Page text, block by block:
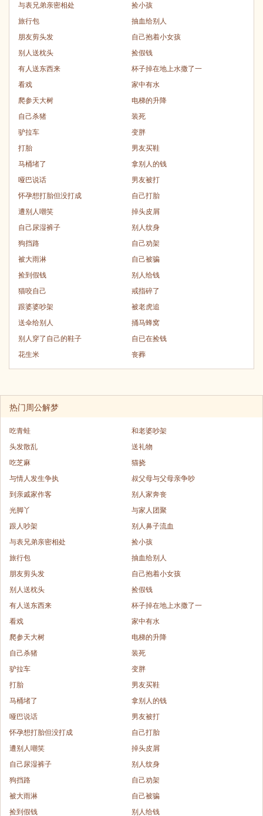
与表兄弟亲密相处
捡小孩
旅行包
抽血给别人
朋友剪头发
自己抱着小女孩
别人送枕头
捡假钱
有人送东西来
杯子掉在地上水撒了一
看戏
家中有水
爬参天大树
电梯的升降
自己杀猪
装死
驴拉车
变胖
打胎
男友买鞋
马桶堵了
拿别人的钱
哑巴说话
男友被打
怀孕想打胎但没打成
自己打胎
遭别人嘲笑
掉头皮屑
自己尿湿裤子
别人纹身
狗挡路
自己劝架
被大雨淋
自己被骗
捡到假钱
别人给钱
猫咬自己
戒指碎了
跟婆婆吵架
被老虎追
送伞给别人
捅马蜂窝
别人穿了自己的鞋子
自已在捡钱
花生米
丧葬
热门周公解梦
吃青蛙
和老婆吵架
头发散乱
送礼物
吃芝麻
猫挠
与情人发生争执
叔父母与父母亲争吵
到亲戚家作客
别人家奔丧
光脚丫
与家人团聚
跟人吵架
别人鼻子流血
与表兄弟亲密相处
捡小孩
旅行包
抽血给别人
朋友剪头发
自己抱着小女孩
别人送枕头
捡假钱
有人送东西来
杯子掉在地上水撒了一
看戏
家中有水
爬参天大树
电梯的升降
自己杀猪
装死
驴拉车
变胖
打胎
男友买鞋
马桶堵了
拿别人的钱
哑巴说话
男友被打
怀孕想打胎但没打成
自己打胎
遭别人嘲笑
掉头皮屑
自己尿湿裤子
别人纹身
狗挡路
自己劝架
被大雨淋
自己被骗
捡到假钱
别人给钱